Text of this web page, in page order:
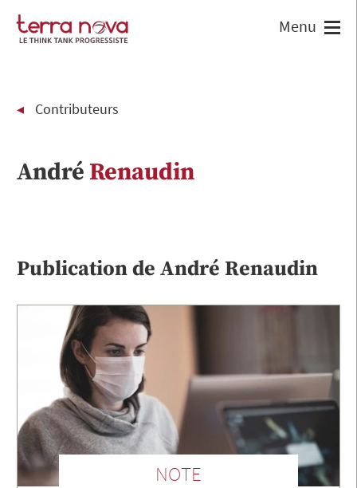
Contributeurs
André Renaudin
Publication de André Renaudin
NOTE